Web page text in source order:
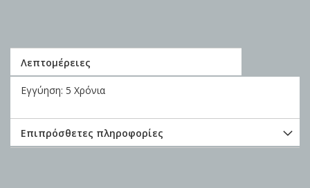
Λεπτομέρειες
Εγγύηση: 5 Χρόνια
Επιπρόσθετες πληροφορίες